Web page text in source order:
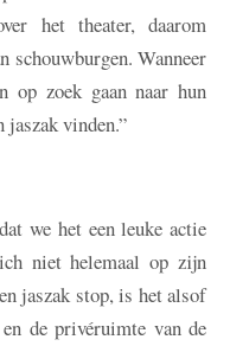
het theater, daarom
schouwburgen. Wanneer
op zoek gaan naar hun
vinden.”
we het een leuke actie
niet helemaal op zijn
jaszak stop, is het alsof
de privéruimte van de